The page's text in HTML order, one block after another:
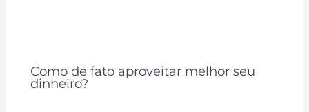
Como de fato aproveitar melhor seu
dinheiro?